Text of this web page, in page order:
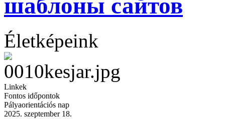
шаблоны сайтов
Életképeink
Linkek
Fontos időpontok
Pályaorientációs nap
2025. szeptember 18.